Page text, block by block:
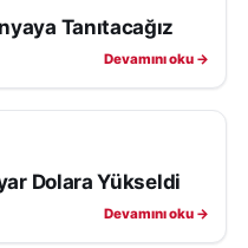
Tanıtacağız
Devamını oku →
Dolara Yükseldi
Devamını oku →